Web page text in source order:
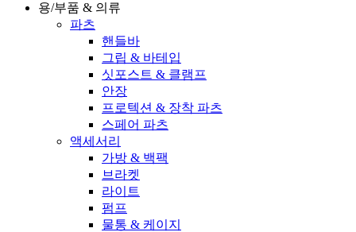
용/부품 & 의류
파츠
핸들바
그립 & 바테입
싯포스트 & 클램프
안장
프로텍션 & 장착 파츠
스페어 파츠
액세서리
가방 & 백팩
브라켓
라이트
펌프
물통 & 케이지